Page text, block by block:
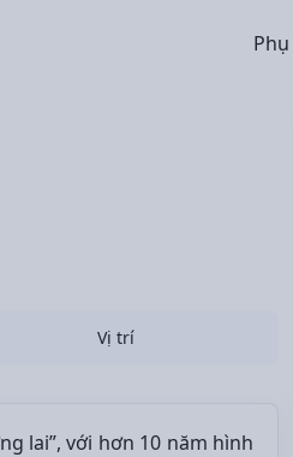
Vị trí
lai”, với hơn 10 năm hình